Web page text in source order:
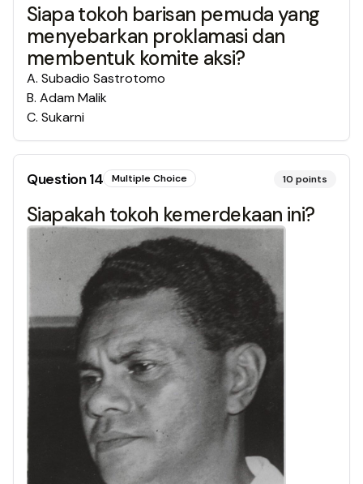
Siapa tokoh barisan pemuda yang
menyebarkan proklamasi dan
membentuk komite aksi?
A. Subadio Sastrotomo
B. Adam Malik
C. Sukarni
Question14 Multiple Choice 10 points
Siapakah tokoh kemerdekaan ini?